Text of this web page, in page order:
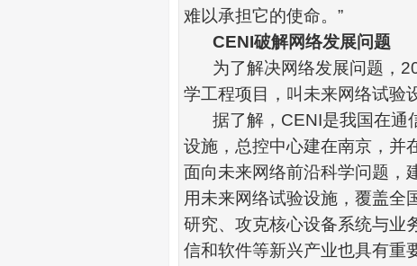
难以承担它的使命。 ”
CENI破解网络发展问题
为了解决网络发展问题，
学工程项目，叫未来网络试验
据了解， CENI是我国在通
设施，总控中心建在南京，并
面向未来网络前沿科学问题，
用未来网络试验设施，覆盖全
研究、攻克核心设备系统与业
信和软件等新兴产业也具有重